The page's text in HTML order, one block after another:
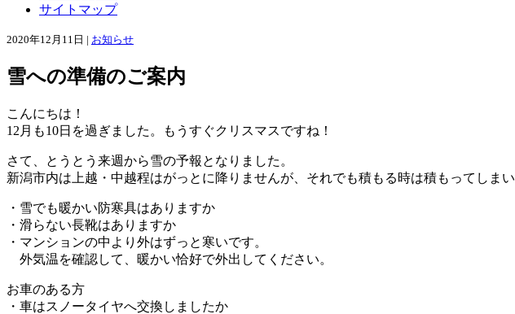
サイトマップ
2020年12月11日 | お知らせ
雪への準備のご案内
こんにちは！
12月も10日を過ぎました。もうすぐクリスマスですね！
さて、とうとう来週から雪の予報となりました。
新潟市内は上越・中越程はがっとに降りませんが、それでも積もる時は積もってしまい
・雪でも暖かい防寒具はありますか
・滑らない長靴はありますか
・マンションの中より外はずっと寒いです。
外気温を確認して、暖かい恰好で外出してください。
お車のある方
・車はスノータイヤへ交換しましたか